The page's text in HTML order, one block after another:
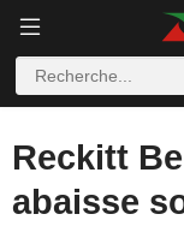
Reckitt
abaisse